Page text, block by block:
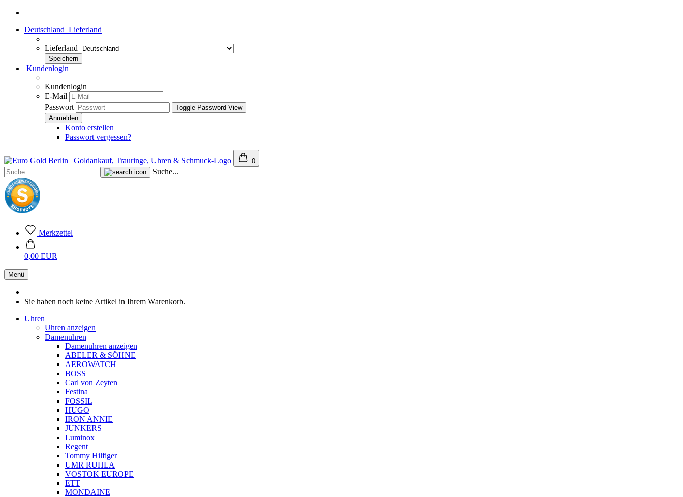
Deutschland Lieferland
Lieferland
Kundenlogin
Kundenlogin
E-Mail
Passwort
Toggle Password View
Konto erstellen
Passwort vergessen?
0
Suche...
Merkzettel
0,00 EUR
Menü
Sie haben noch keine Artikel in Ihrem Warenkorb.
Uhren
Uhren anzeigen
Damenuhren
Damenuhren anzeigen
ABELER & SÖHNE
AEROWATCH
BOSS
Carl von Zeyten
Festina
FOSSIL
HUGO
IRON ANNIE
JUNKERS
Luminox
Regent
Tommy Hilfiger
UMR RUHLA
VOSTOK EUROPE
ETT
MONDAINE